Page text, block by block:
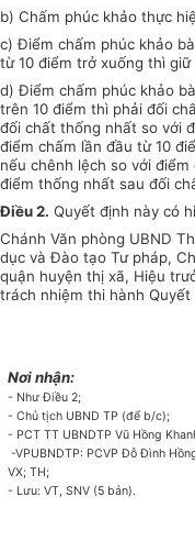
b) Chấm phúc khảo thực
c)Điểm chấm phúc khảo
từ 10 điểm trở xuống thì
d)Điểm chấm phúc khảo
trên 10 điểm thì phải đối ch
đối chất thống nhất so với
điểm chấm lần đầu từ 10
nếu chênh lệch so với điểm
điểm thống nhất sau đối
Điều 2. Quyết định này có
Chánh Văn phòng UBND
dục và Đào tạo Tư pháp, C
quận huyện thị xã, Hiệu
trách nhiệm thi hành Quyết
Nơi nhận:
- Như Điều 2;
-Chủ tịch UBND TP (để b/c);
- PCT TT UBNDTP Vũ Hồng
-VPUBNDTP: PCVP Đỗ Đình
VX; TH;
- Lưu: VT, SNV (5 bản).